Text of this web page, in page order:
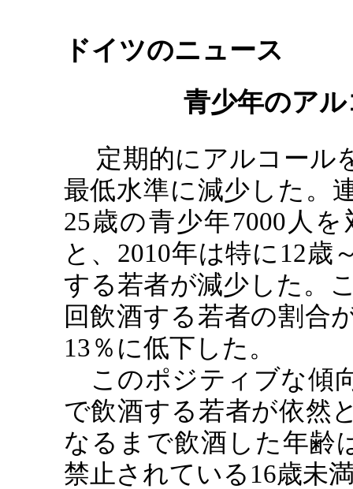
ドイツのニュース
青少年のア
定期的にアルコール
最低水準に減少した。
25歳の青少年7000 人
と、 2010年は特に 12歳
する若者が減少した。
回飲酒する若者の割合
13％に低下した。
このポジティブな傾
で飲酒する若者が依然
なるまで飲酒した年齢
禁止されている 16歳未